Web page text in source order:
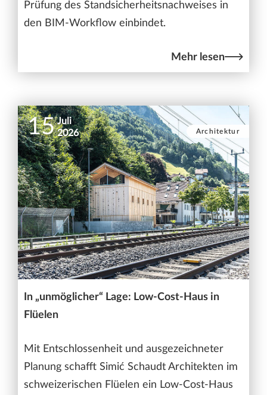
Prüfung des Standsicherheitsnachweises in
den BIM-Workflow einbindet.
Mehr lesen
15 Juli
2026
Architektur
In „unmöglicher“ Lage: Low-Cost-Haus in
Flüelen
Mit Entschlossenheit und ausgezeichneter
Planung schafft Simić Schaudt Architekten im
schweizerischen Flüelen ein Low-Cost-Haus